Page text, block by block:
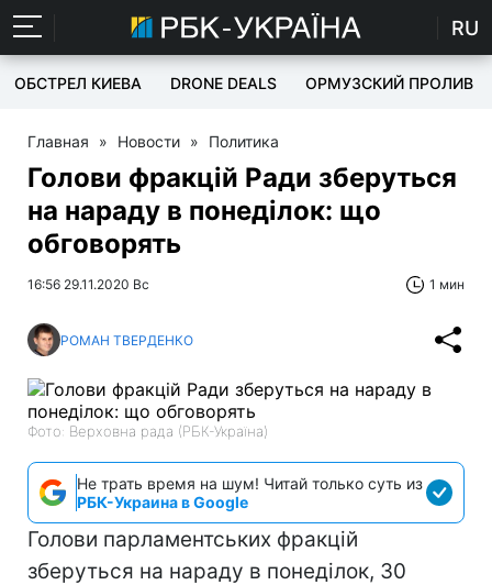
RU
ОБСТРЕЛ КИЕВА DRONE DEALS ОРМУЗСКИЙ ПРОЛИВ
Главная » Новости » Политика
Голови фракцій Ради зберуться
на нараду в понеділок: що
обговорять
16:56 29.11.2020 Вс 1 мин
РОМАН ТВЕРДЕНКО
Фото: Верховна рада (РБК-Україна)
Не трать время на шум! Читай только суть из
РБК-Украина в Google
Голови парламентських фракцій
зберуться на нараду в понеділок, 30